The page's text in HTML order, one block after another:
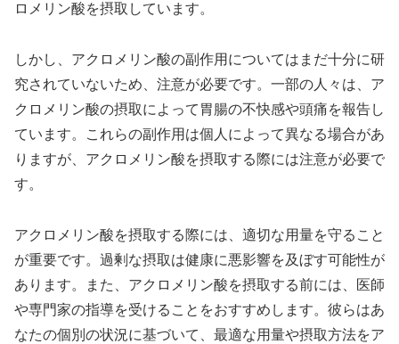
ロメリン酸を摂取しています。
しかし、アクロメリン酸の副作用についてはまだ十分に研
究されていないため、注意が必要です。一部の人々は、ア
クロメリン酸の摂取によって胃腸の不快感や頭痛を報告し
ています。これらの副作用は個人によって異なる場合があ
りますが、アクロメリン酸を摂取する際には注意が必要で
す。
アクロメリン酸を摂取する際には、適切な用量を守ること
が重要です。過剰な摂取は健康に悪影響を及ぼす可能性が
あります。また、アクロメリン酸を摂取する前には、医師
や専門家の指導を受けることをおすすめします。彼らはあ
なたの個別の状況に基づいて、最適な用量や摂取方法をア